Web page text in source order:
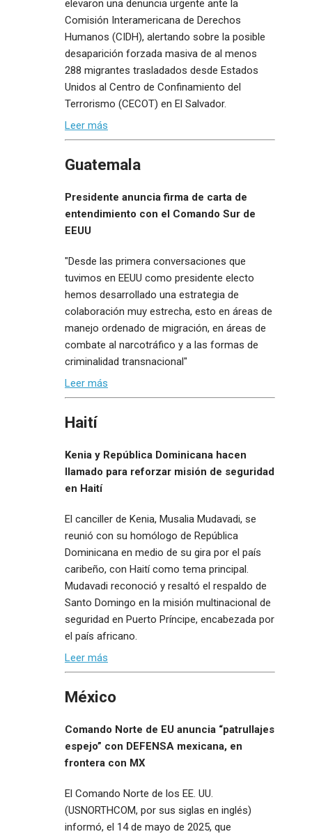
elevaron una denuncia urgente ante la
Comisión Interamericana de Derechos
Humanos (CIDH), alertando sobre la posible
desaparición forzada masiva de al menos
288 migrantes trasladados desde Estados
Unidos al Centro de Confinamiento del
Terrorismo (CECOT) en El Salvador.
Leer más
Guatemala
Presidente anuncia firma de carta de
entendimiento con el Comando Sur de
EEUU
"Desde las primera conversaciones que
tuvimos en EEUU como presidente electo
hemos desarrollado una estrategia de
colaboración muy estrecha, esto en áreas de
manejo ordenado de migración, en áreas de
combate al narcotráfico y a las formas de
criminalidad transnacional"
Leer más
Haití
Kenia y República Dominicana hacen
llamado para reforzar misión de seguridad
en Haití
El canciller de Kenia, Musalia Mudavadi, se
reunió con su homólogo de República
Dominicana en medio de su gira por el país
caribeño, con Haití como tema principal.
Mudavadi reconoció y resaltó el respaldo de
Santo Domingo en la misión multinacional de
seguridad en Puerto Príncipe, encabezada por
el país africano.
Leer más
México
Comando Norte de EU anuncia “patrullajes
espejo” con DEFENSA mexicana, en
frontera con MX
El Comando Norte de los EE. UU.
(USNORTHCOM, por sus siglas en inglés)
informó, el 14 de mayo de 2025, que